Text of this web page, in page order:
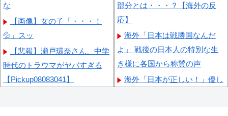
な
【画像】女の子「・・・！
💦」スッ
【悲報】瀬戸環奈さん、中学
時代のトラウマがヤバすぎる
【Pickup08083041】
部分とは・・・？【海外の反
応】
海外「日本は戦勝国なんだ
よ」 戦後の日本人の特別な生
き様に各国から称賛の声
海外「日本が正しい！」優し